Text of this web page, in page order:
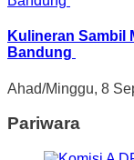
Kulineran Sambil
Bandung
Ahad/Minggu, 8
Pariwara